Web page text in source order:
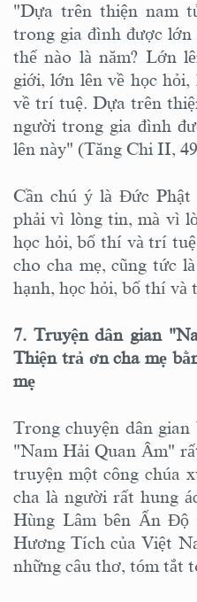
"Dựa trên thiện nam
trong gia đình được lớn
thế nào là năm? Lớn
giới, lớn lên về học
về trí tuệ. Dựa trên
người trong gia đình
lên này" (Tăng Chi II,
Cần chú ý là Đức
phải vì lòng tin, mà vì
học hỏi, bố thí và trí
cho cha mẹ, cũng tức
hạnh, học hỏi, bố thí và
7. Truyện dân gian
Thiện trả ơn cha mẹ
mẹ
Trong chuyện dân
"Nam Hải Quan Âm"
truyện một công chúa
cha là người rất hung
Hùng Lâm bên Ấn Độ
Hương Tích của Việt
những câu thơ, tóm tắt